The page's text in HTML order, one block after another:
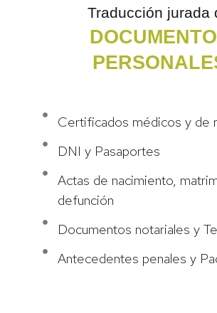
Traducción jurada
Certificados médicos y de
DNI y Pasaportes
Actas de nacimiento,
defunción
Documentos notariales y
Antecedentes penales y